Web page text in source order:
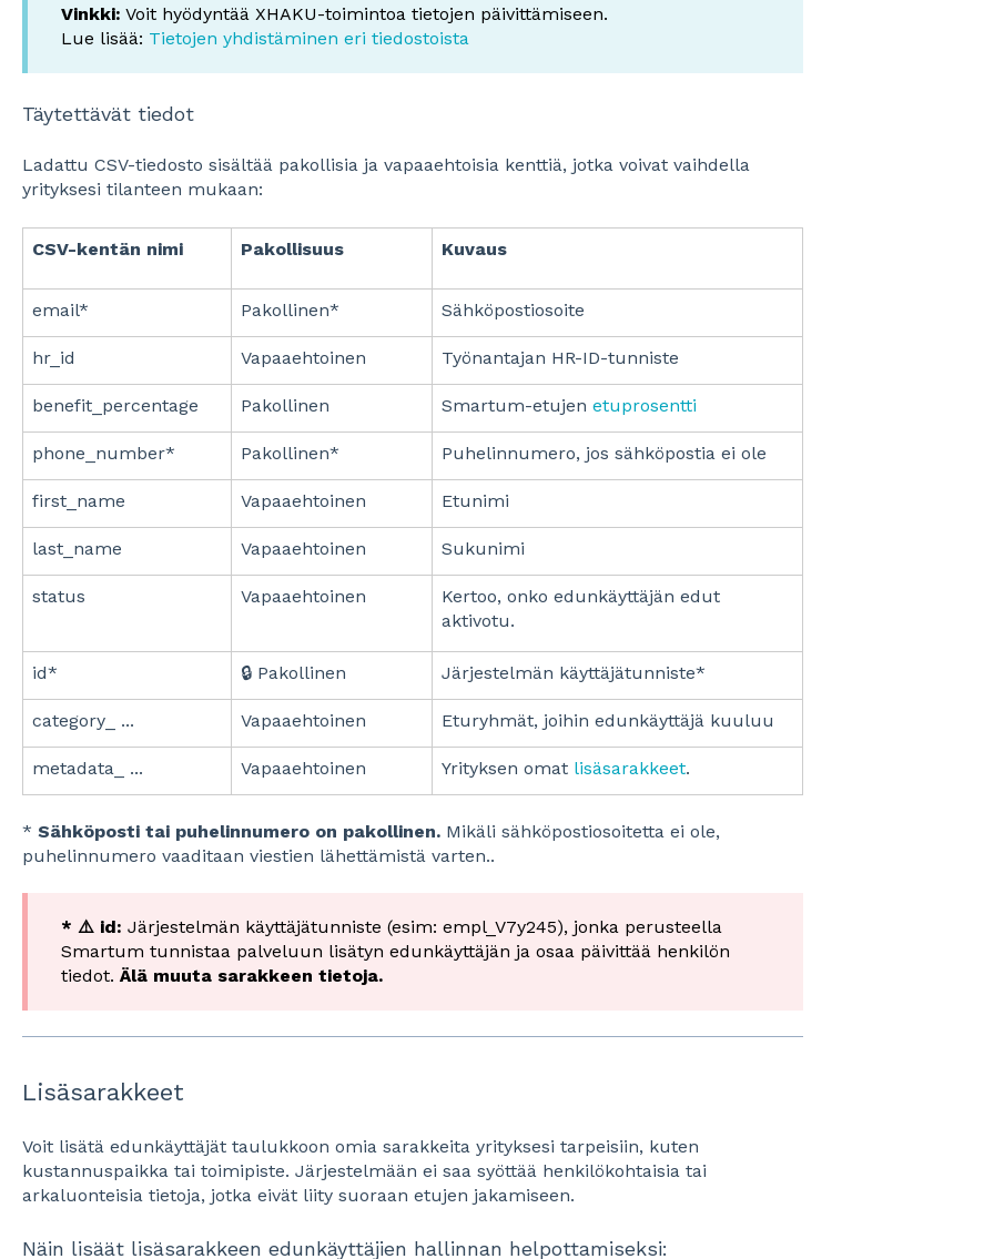
Vinkki: Voit hyödyntää XHAKU-toimintoa tietojen päivittämiseen.
Lue lisää: Tietojen yhdistäminen eri tiedostoista
Täytettävät tiedot
Ladattu CSV-tiedosto sisältää pakollisia ja vapaaehtoisia kenttiä, jotka voivat vaihdella
yrityksesi tilanteen mukaan:
CSV-kentän nimi Pakollisuus Kuvaus
email* Pakollinen* Sähköpostiosoite
hr_id Vapaaehtoinen Työnantajan HR-ID-tunniste
benefit_percentage Pakollinen Smartum-etujen etuprosentti
phone_number* Pakollinen* Puhelinnumero, jos sähköpostia ei ole
first_name Vapaaehtoinen Etunimi
last_name Vapaaehtoinen Sukunimi
status Vapaaehtoinen
Kertoo, onko edunkäyttäjän edut
aktivotu.
id* 🔒 Pakollinen Järjestelmän käyttäjätunniste*
category_ ... Vapaaehtoinen Eturyhmät, joihin edunkäyttäjä kuuluu
metadata_ ... Vapaaehtoinen Yrityksen omat lisäsarakkeet.
* Sähköposti tai puhelinnumero on pakollinen.Mikäli sähköpostiosoitetta ei ole,
puhelinnumero vaaditaan viestien lähettämistä varten..
* ⚠️ id: Järjestelmän käyttäjätunniste (esim: empl_V7y245), jonka perusteella
Smartum tunnistaa palveluun lisätyn edunkäyttäjän ja osaa päivittää henkilön
tiedot. Älä muuta sarakkeen tietoja.
Lisäsarakkeet
Voit lisätä edunkäyttäjät taulukkoon omia sarakkeita yrityksesi tarpeisiin, kuten
kustannuspaikka tai toimipiste. Järjestelmään ei saa syöttää henkilökohtaisia tai
arkaluonteisia tietoja, jotka eivät liity suoraan etujen jakamiseen.
Näin lisäät lisäsarakkeen edunkäyttäjien hallinnan helpottamiseksi: